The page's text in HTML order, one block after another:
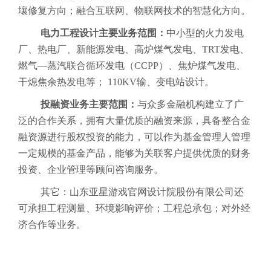
壤修复方向；融合互联网、物联网技术的智慧化方向。
电力工程设计主要业务范围： 中小型的火力发电
厂、热电厂、新能源发电、高炉煤气发电、 TRT发电、
燃气—蒸汽联合循环发电（CCPP）、焦炉煤气发电、
干熄焦余热发电等； 110KV输、变电站设计。
投融资业务主要范围：与众多金融机构建立了广
泛的合作关系，拥有大量优质的融资来源，具备整合金
融资源进行股权投资的能力，可以作为基金管理人管理
一定规模的基金产品，能够为关联客户提供优质的财务
投资、企业管理等顾问咨询服务。
其它：山东亚星游戏官网设计院股份有限公司还
可承担工程测量、环境影响评价；工程总承包；对外经
济合作等业务。